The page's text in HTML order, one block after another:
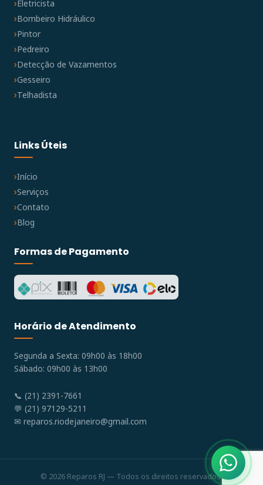
Eletricista
Bombeiro Hidráulico
Pintor
Pedreiro
Detecção de Vazamentos
Gesseiro
Telhadista
Links Úteis
Início
Serviços
Contato
Blog
Formas de Pagamento
Horário de Atendimento
Segunda a Sexta: 09h00 às 18h00
Sábado: 09h00 às 13h00
📞 (21) 2391-7661
💬 (21) 97129-5211
✉ reparos.riodejaneiro@gmail.com
© 2026 Reparos RJ — Todos os direitos reservados.